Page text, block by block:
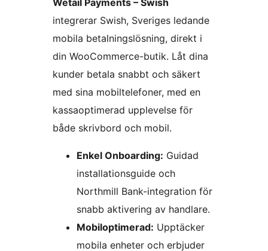
Wetail Payments – Swish
integrerar Swish, Sveriges ledande
mobila betalningslösning, direkt i
din WooCommerce-butik. Låt dina
kunder betala snabbt och säkert
med sina mobiltelefoner, med en
kassaoptimerad upplevelse för
både skrivbord och mobil.
Enkel Onboarding: Guidad
installationsguide och
Northmill Bank-integration för
snabb aktivering av handlare.
Mobiloptimerad: Upptäcker
mobila enheter och erbjuder